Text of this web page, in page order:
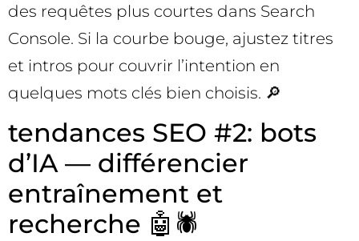
des requêtes plus courtes dans Search
Console. Si la courbe bouge, ajustez titres
et intros pour couvrir l’intention en
quelques mots clés bien choisis. 🔎
tendances SEO #2: bots
d’IA — différencier
entraînement et
recherche 🤖🕷️